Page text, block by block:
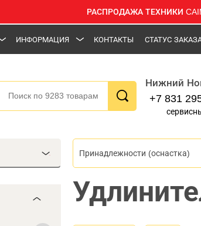
РАСПРОДАЖА ТЕХНИКИ
ИНФОРМАЦИЯ КОНТАКТЫ СТАТУС
Нижний
+7 831
Принадлежности (оснастка)